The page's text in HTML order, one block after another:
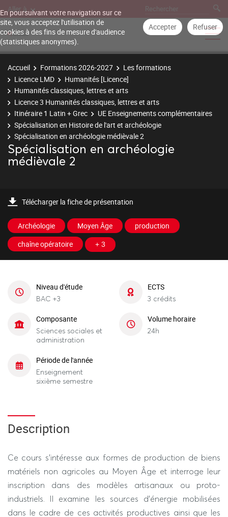
En poursuivant votre navigation sur ce
site, vous acceptez l'utilisation de
cookies à des fins de mesure d'audience
(statistiques anonymes).
Accepter Refuser
Aller à
Accueil Formations 2026-2027
Les formations
Licence LMD
Humanités [Licence]
Humanités classiques, lettres et arts
Licence 3 Humanités classiques, lettres et arts
Itinéraire 1 Latin + Grec
UE Enseignements complémentaires
Spécialisation en Histoire de l'art et archéologie
Spécialisation en archéologie médièvale 2
Spécialisation en archéologie
médièvale 2
Télécharger la fiche de présentation
Archéologie Moyen Âge
production
chaîne opératoire
+ 3
Niveau d'étude
BAC +3
ECTS
3 crédits
Composante
Sciences sociales et
administration
Volume horaire
24h
Période de l'année
Enseignement
sixième semestre
Description
Ce cours s’intéresse aux formes de production de biens
matériels non agricoles au Moyen Âge et interroge leur
inscription dans des modèles artisanaux ou proto-
industriels. Il examine les sources d’énergie mobilisées
dans le cadre de ces activités productives ainsi que les